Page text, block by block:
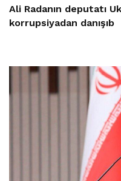
Ali Radanın deputatı
korrupsiyadan danışıb